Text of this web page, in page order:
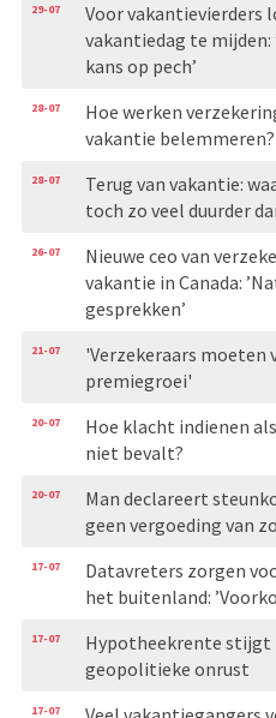
29-07
Voor vakantievierders
vakantiedag te
kans op pech’
28-07
Hoe werken
vakantie belemmeren?
28-07
Terug van vakantie:
toch zo veel duurder
26-07
Nieuwe ceo van
vakantie in Canada:
gesprekken’
21-07
'Verzekeraars moeten
premiegroei'
20-07
Hoe klacht indienen
niet bevalt?
20-07
Man declareert
geen vergoeding van
17-07
Datavreters zorgen
het buitenland:
17-07
Hypotheekrente stijgt
geopolitieke onrust
17-07